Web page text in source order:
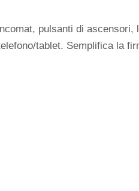
pulsanti di ascensori,
tablet. Semplifica la